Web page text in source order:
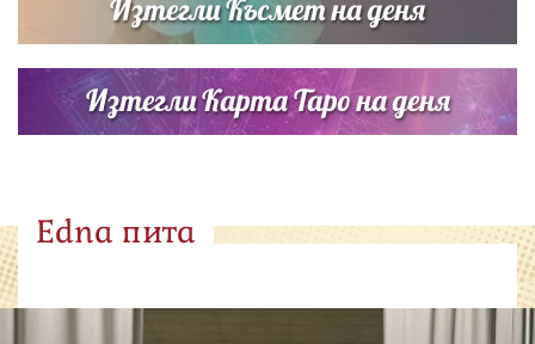
Изтегли Късмет на деня
Изтегли Карта Таро на деня
Edna пита